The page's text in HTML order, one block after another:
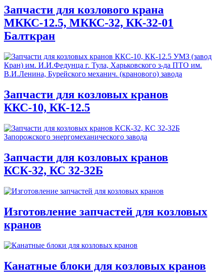
Запчасти для козлового крана
МККС-12.5, МККС-32, КК-32-01
Балткран
Запчасти для козловых кранов
ККС-10, КК-12.5
Запчасти для козловых кранов
КСК-32, КС 32-32Б
Изготовление запчастей для козловых
кранов
Канатные блоки для козловых кранов